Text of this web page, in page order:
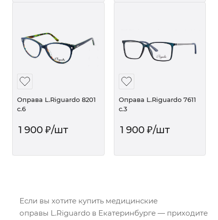
Оправа L.Riguardo 8201
c.6
1 900 ₽/шт
Оправа L.Riguardo 7611
c.3
1 900₽/шт
Если вы хотите купить медицинские
оправы L.Riguardo в Екатеринбурге — приходите